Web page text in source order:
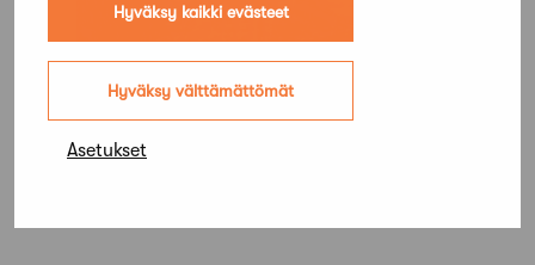
Hyväksy kaikki evästeet
Hyväksy välttämättömät
Asetukset